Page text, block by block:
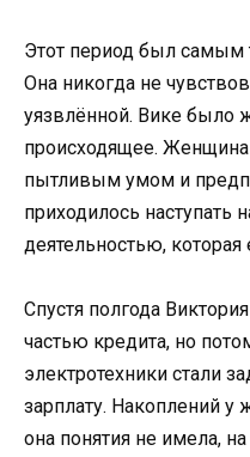
Этот период был
Она никогда не
уязвлённой. Вике было
происходящее. Женщина
пытливым умом и
приходилось наступать
деятельностью, которая
Спустя полгода
частью кредита, но
электротехники стали
зарплату. Накоплений
она понятия не имела,